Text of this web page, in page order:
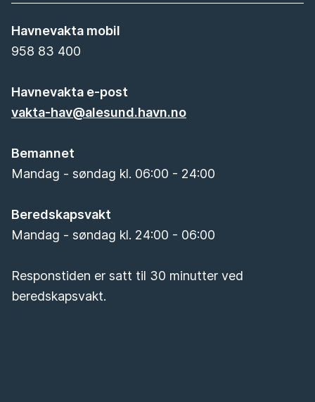
Havnevakta mobil
958 83 400
Havnevakta e-post
vakta-hav@alesund.havn.no
Bemannet
Mandag - søndag kl. 06:00 - 24:00
Beredskapsvakt
Mandag - søndag kl. 24:00 - 06:00
Responstiden er satt til 30 minutter ved
beredskapsvakt.